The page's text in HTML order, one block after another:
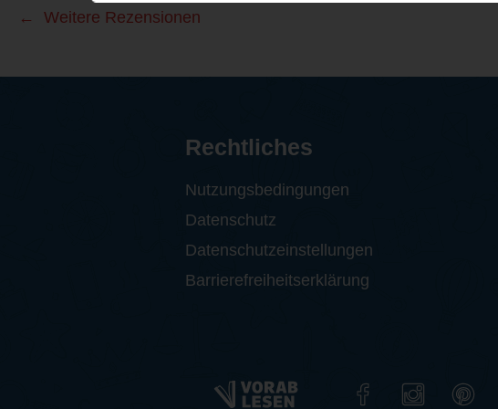
Weitere Rezensionen
Rechtliches
Nutzungsbedingungen
Datenschutz
Datenschutzeinstellungen
Barrierefreiheitserklärung